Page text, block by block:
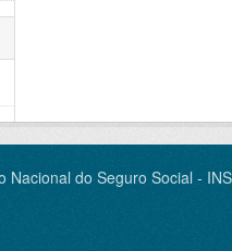
Nacional do Seguro Social -